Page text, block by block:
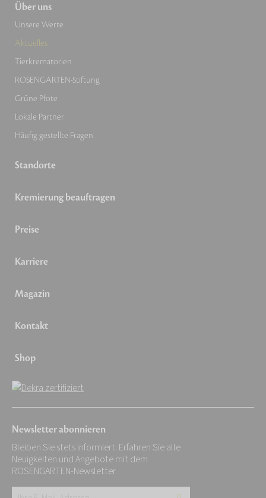
Über uns
Unsere Werte
Aktuelles
Tierkrematorien
ROSENGARTEN-Stiftung
Grüne Pfote
Lokale Partner
Häufig gestellte Fragen
Standorte
Kremierung beauftragen
Preise
Karriere
Magazin
Kontakt
Shop
Newsletter abonnieren
Bleiben Sie stets informiert. Erfahren Sie alle
Neuigkeiten und Angebote mit dem
ROSENGARTEN-Newsletter.